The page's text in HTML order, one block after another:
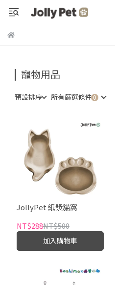
寵物用品
預設排序 所有篩選條件
JollyPet 紙漿貓窩
NT$288NT$500
加入購物車